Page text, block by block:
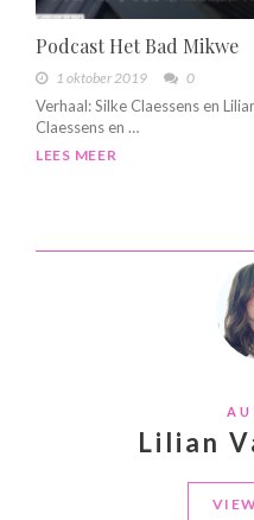
Podcast Het Bad Mikwe
1 oktober 2019 0
Verhaal: Silke Claessens en
Claessens en …
LEES MEER
Lilian